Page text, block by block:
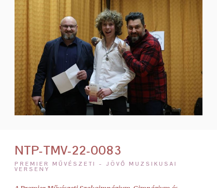
NTP-TMV-22-0083
PREMIER MŰVÉSZETI – JÖVŐ MUZSIKUSAI
VERSENY